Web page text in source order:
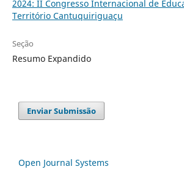
2024: II Congresso Internacional de
Território Cantuquiriguaçu
Seção
Resumo Expandido
Enviar Submissão
Open Journal Systems